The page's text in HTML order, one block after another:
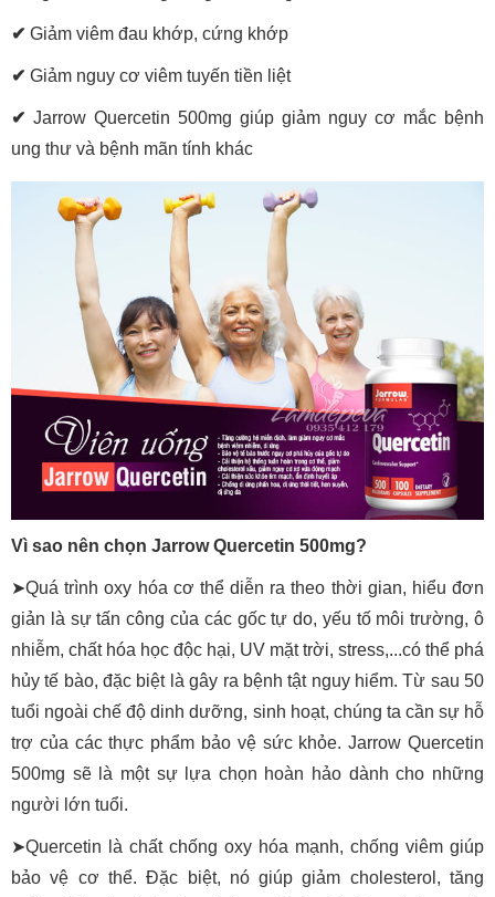
✔ Giảm viêm đau khớp, cứng khớp
✔ Giảm nguy cơ viêm tuyến tiền liệt
✔ Jarrow Quercetin 500mg giúp giảm nguy cơ mắc bệnh
ung thư và bệnh mãn tính khác
Vì sao nên chọn Jarrow Quercetin 500mg?
➤Quá trình oxy hóa cơ thể diễn ra theo thời gian, hiểu đơn
giản là sự tấn công của các gốc tự do, yếu tố môi trường, ô
nhiễm, chất hóa học độc hại, UV mặt trời, stress,...có thể phá
hủy tế bào, đặc biệt là gây ra bệnh tật nguy hiểm. Từ sau 50
tuổi ngoài chế độ dinh dưỡng, sinh hoạt, chúng ta cần sự hỗ
trợ của các thực phẩm bảo vệ sức khỏe. Jarrow Quercetin
500mg sẽ là một sự lựa chọn hoàn hảo dành cho những
người lớn tuổi.
➤Quercetin là chất chống oxy hóa mạnh, chống viêm giúp
bảo vệ cơ thể. Đặc biệt, nó giúp giảm cholesterol, tăng